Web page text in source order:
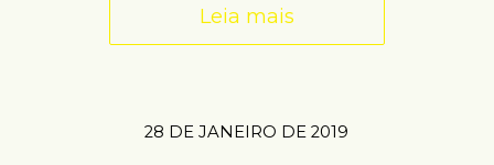
Leia mais
28 DE JANEIRO DE 2019